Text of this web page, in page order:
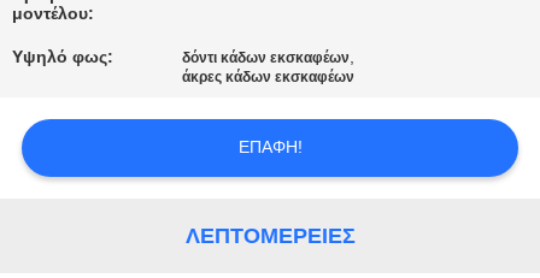
ΕΠΑΦΉ
ΜΕ
ΖΗΤΉΣΤΕ
ΈΝΑ
μοντέλου:
Υψηλό φως: δόντι κάδων εκσκαφέων,
άκρες κάδων εκσκαφέων
ΕΠΑΦΉ!
ΛΕΠΤΟΜΈΡΕΙΕΣ